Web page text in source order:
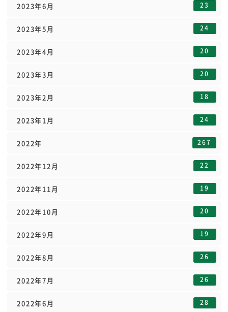
2023年6月 23
2023年5月 24
2023年4月 20
2023年3月 20
2023年2月 18
2023年1月 24
2022年 267
2022年12月 22
2022年11月 19
2022年10月 20
2022年9月 19
2022年8月 26
2022年7月 26
2022年6月 28